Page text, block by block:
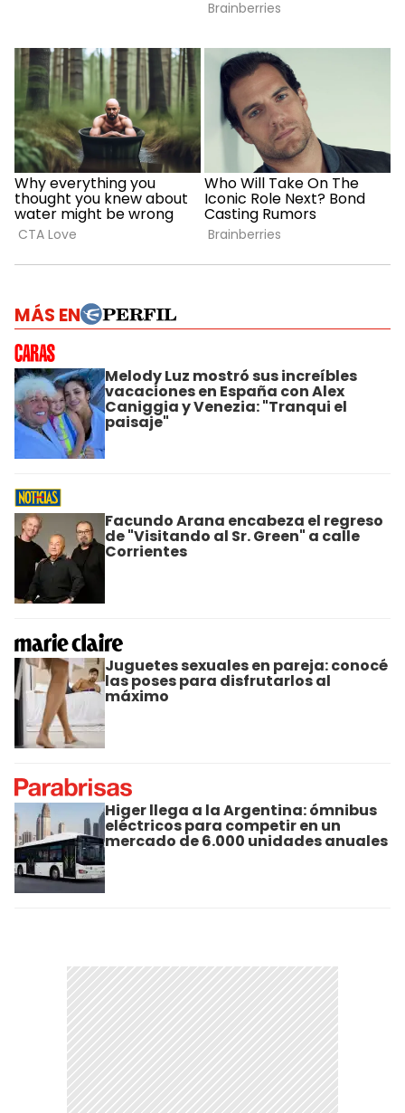
MÁS EN
Melody Luz mostró sus increíbles
vacaciones en España con Alex
Caniggia y Venezia: "Tranqui el
paisaje"
Facundo Arana encabeza el regreso
de "Visitando al Sr. Green" a calle
Corrientes
Juguetes sexuales en pareja: conocé
las poses para disfrutarlos al
máximo
Higer llega a la Argentina: ómnibus
eléctricos para competir en un
mercado de 6.000 unidades anuales